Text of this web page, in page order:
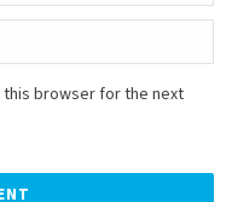
this browser for the next